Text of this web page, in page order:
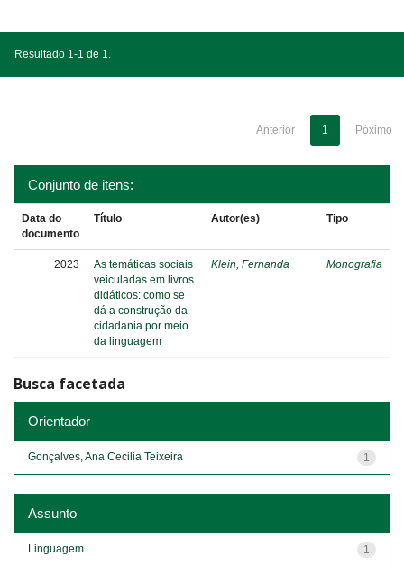
Resultado 1-1 de 1.
Anterior 1 Póximo
Conjunto de itens:
Data do
documento
Título Autor(es) Tipo
2023
As temáticas sociais
veiculadas em livros
didáticos: como se
dá a construção da
cidadania por meio
da linguagem
Klein, Fernanda Monografia
Busca facetada
Orientador
1
Gonçalves, Ana Cecilia Teixeira
Assunto
1
Linguagem